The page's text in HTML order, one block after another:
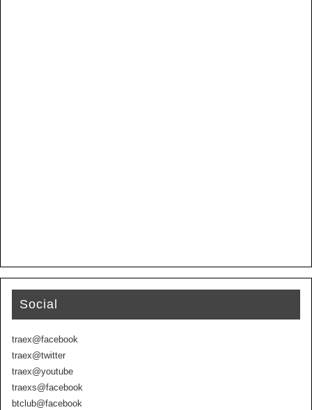
Social
traex@facebook
traex@twitter
traex@youtube
traexs@facebook
btclub@facebook